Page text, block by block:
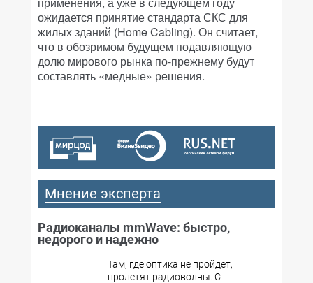
ожидается принятие стандарта СКС для
жилых зданий (Home Cabling). Он считает,
что в обозримом будущем подавляющую
долю мирового рынка по-прежнему будут
составлять «медные» решения.
Мнение эксперта
Радиоканалы mmWave: быстро,
недорого и надежно
Там, где оптика не пройдет,
пролетят радиоволны. С